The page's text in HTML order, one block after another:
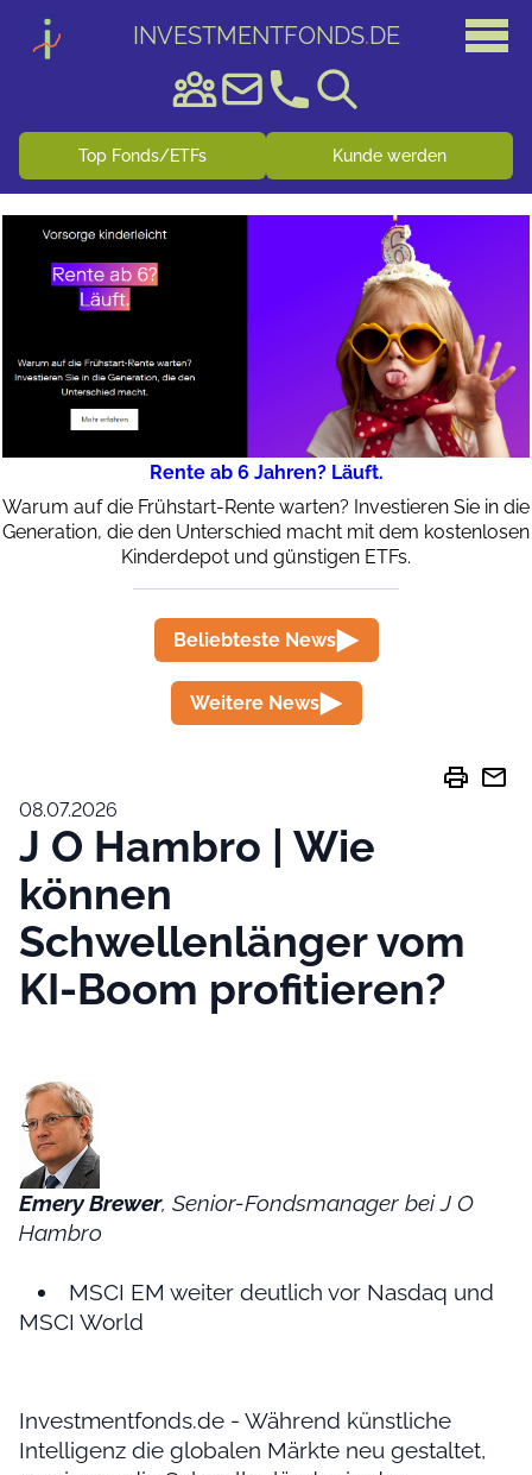
INVESTMENTFONDS.DE
Top Fonds/ETFs Kunde werden
Rente ab 6 Jahren? Läuft.
Warum auf die Frühstart-Rente warten? Investieren Sie in die
Generation, die den Unterschied macht mit dem kostenlosen
Kinderdepot und günstigen ETFs.
Beliebteste News
Weitere News
print mail
08.07.2026
J O Hambro | Wie
können
Schwellenlänger vom
KI-Boom profitieren?
Emery Brewer, Senior-Fondsmanager bei J O
Hambro
MSCI EM weiter deutlich vor Nasdaq und
MSCI World
Investmentfonds.de - Während künstliche
Intelligenz die globalen Märkte neu gestaltet,